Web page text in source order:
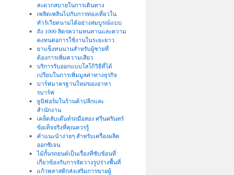
สะดวกสบายในการเดินทาง
เพลิดเพลินไปกับการท่องเที่ยวใน
ทัวร์เวียดนามได้อย่างสมบูรณ์แบบ
ถัง 1000 ลิตรความทนทานและความ
คงทนต่อการใช้งานในระยะยาว
ยาแข็งทนนานสำหรับผู้ชายที่
ต้องการเพิ่มความเสียว
บริการรับออกแบบโลโก้วิธีที่ได้
เปรียบในการเพิ่มมูลค่าทางธุรกิจ
บาร์ฟมาตรฐานใหม่ของอาหา
รบาร์ฟ
ยูนิฟอร์มในร้านค้าปลีกและ
สำนักงาน
เคล็ดลับเต๊นท์รถมือสอง ศรีนครินทร์
ข้อเท็จจริงที่คุณควรรู้
คำแนะนำง่ายๆ สำหรับเครื่องผลิต
ออกซิเจน
ไม้กั้นรถยนต์เป็นเรื่องที่ซับซ้อนที่
เกี่ยวข้องกับการจัดวางรูปร่างพื้นที่
แก้วพลาสติกส่งเสริมการขายผู้